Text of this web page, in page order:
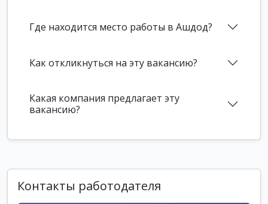
Где находится место работы в Ашдод?
Как откликнуться на эту вакансию?
Какая компания предлагает эту
вакансию?
Контакты работодателя